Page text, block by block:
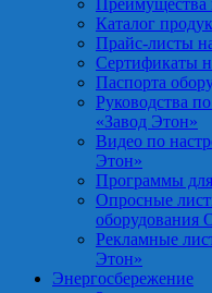
Каталог
Прайс-листы
Сертификаты
Паспорта
Руководства
«Завод Этон»
Видео по
Этон»
Программы
Опросные
оборудования
Рекламные
Этон»
Энергосбережение